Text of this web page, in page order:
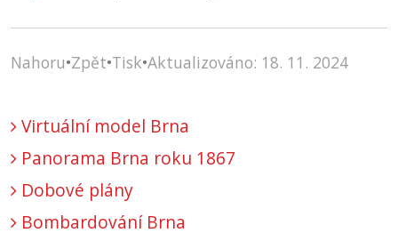
Nahoru•Zpět•Tisk•Aktualizováno: 18. 11. 2024
Virtuální model Brna
Panorama Brna roku 1867
Dobové plány
Bombardování Brna